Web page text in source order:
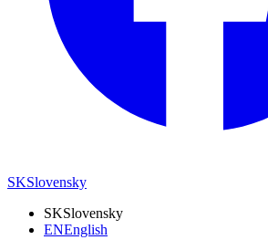
SKSlovensky
SKSlovensky
ENEnglish